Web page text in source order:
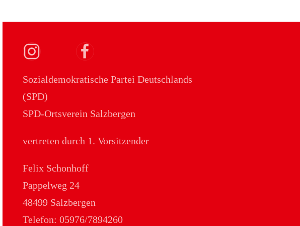
Sozialdemokratische Partei Deutschlands
(SPD)
SPD-Ortsverein Salzbergen
vertreten durch 1. Vorsitzender
Felix Schonhoff
Pappelweg 24
48499 Salzbergen
Telefon: 05976/7894260